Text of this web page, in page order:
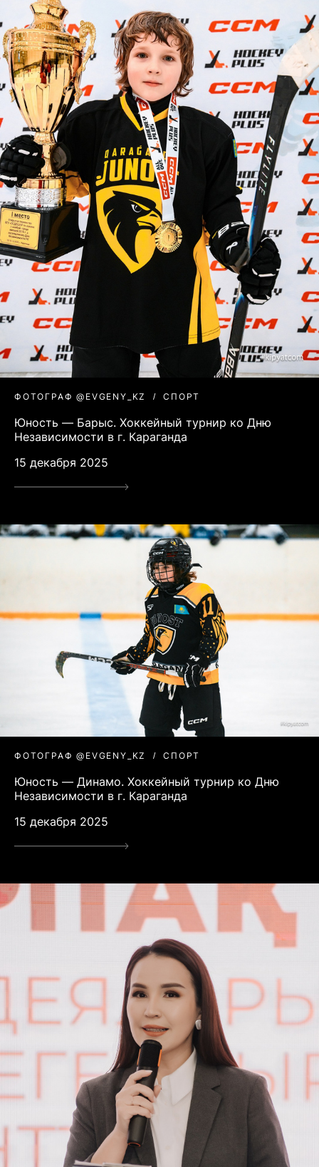
ФОТОГРАФ @EVGENY_KZ СПОРТ
Юность — Барыс. Хоккейный турнир ко Дню
Независимости в г. Караганда
15 декабря 2025
ФОТОГРАФ @EVGENY_KZ СПОРТ
Юность — Динамо. Хоккейный турнир ко Дню
Независимости в г. Караганда
15 декабря 2025